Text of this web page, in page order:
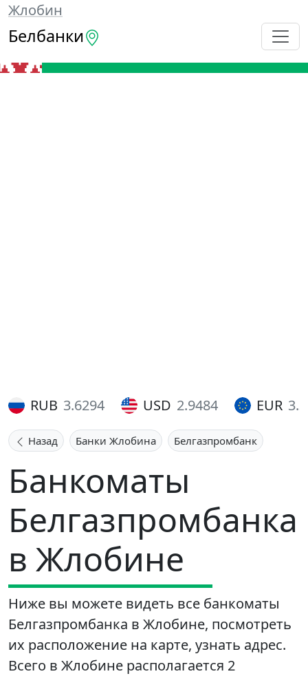
Жлобин
Белбанки
RUB 3.6294 USD 2.9484 EUR
Назад Банки Жлобина Белгазпромбанк
Банкоматы
Белгазпромбанка
в Жлобине
Ниже вы можете видеть все банкоматы
Белгазпромбанка в Жлобине, посмотреть
их расположение на карте, узнать адрес.
Всего в Жлобине располагается 2